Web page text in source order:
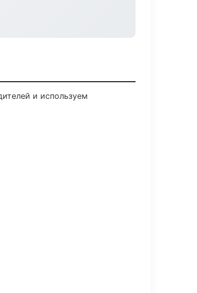
и используем